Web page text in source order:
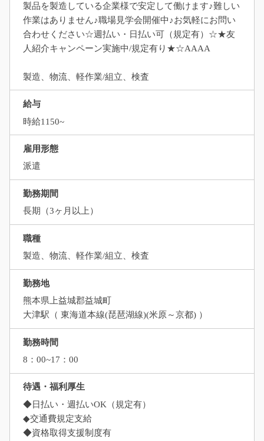
製品を製造している企業様で安定して働けます♪難しい
作業はありません♪職場見学会開催中♪お気軽にお問い
合わせください☆週払い・日払い可（規定有）☆★友
人紹介キャンペーン実施中/規定有り★☆AAAA
製造、物流、軽作業/組立、検査
給与
時給1150~
雇用形態
派遣
勤務期間
長期（3ヶ月以上）
職種
製造、物流、軽作業/組立、検査
勤務地
熊本県上益城郡益城町
大津駅（ 東海道本線(琵琶湖線)(米原～京都) ）
勤務時間
8：00~17：00
待遇・福利厚生
◆日払い・週払いOK（規定有）
◆交通費規定支給
◆資格取得支援制度有